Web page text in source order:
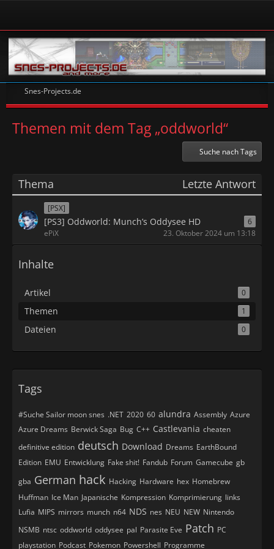
Snes-Projects.de
Themen mit dem Tag „oddworld“
Suche nach Tags
Thema Letzte Antwort
[PSX]
[PS3] Oddworld: Munch’s Oddysee HD
6
ePiX
23. Oktober 2024 um 13:18
Inhalte
Artikel 0
Themen 1
Dateien 0
Tags
#Suche Sailor moon snes .NET 2020 60 alundra Assembly Azure
Azure Dreams Berwick Saga Bug C++ Castlevania cheaten
definitive edition deutsch Download Dreams EarthBound
Edition EMU Entwicklung Fake shit! Fandub Forum Gamecube gb
gba German hack Hacking Hardware hex Homebrew
Huffman Ice Man Japanische Kompression Komprimierung links
Lufia MIPS mirrors munch n64 NDS nes NEU NEW Nintendo
NSMB ntsc oddworld oddysee pal Parasite Eve Patch PC
playstation Podcast Pokemon Powershell Programme